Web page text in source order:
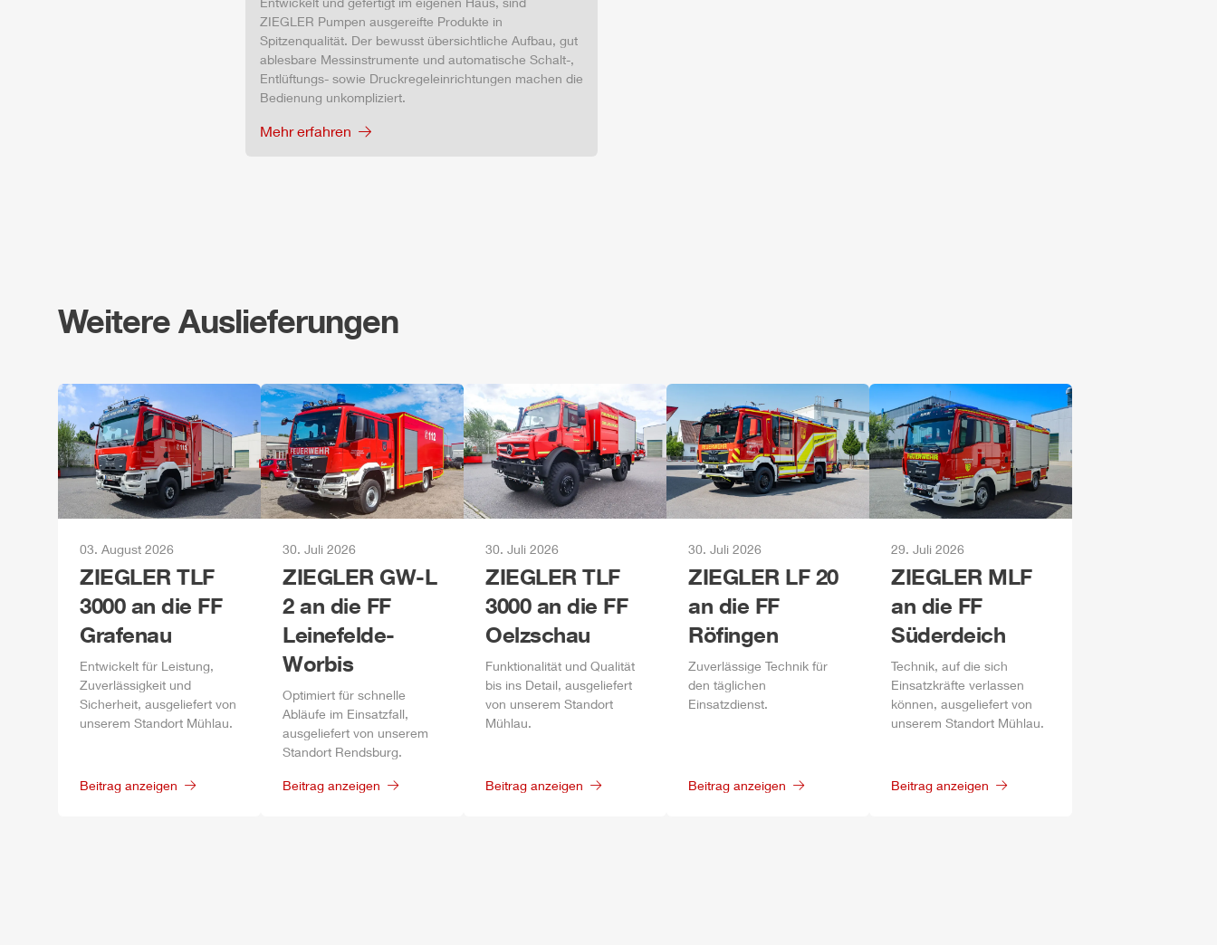
ZIEGLER Pumpen ausgereifte Produkte in
Spitzenqualität. Der bewusst übersichtliche Aufbau, gut
ablesbare Messinstrumente und automatische Schalt-,
Entlüftungs- sowie Druckregeleinrichtungen machen die
Bedienung unkompliziert.
Mehr erfahren
Weitere Auslieferungen
03. August 2026
ZIEGLER TLF
3000 an die FF
Grafenau
Entwickelt für Leistung,
Zuverlässigkeit und
Sicherheit, ausgeliefert von
unserem Standort Mühlau.
Beitrag anzeigen
30. Juli 2026
ZIEGLER GW-L
2 an die FF
Leinefelde-
Worbis
Optimiert für schnelle
Abläufe im Einsatzfall,
ausgeliefert von unserem
Standort Rendsburg.
Beitrag anzeigen
30. Juli 2026
ZIEGLER TLF
3000 an die FF
Oelzschau
Funktionalität und Qualität
bis ins Detail, ausgeliefert
von unserem Standort
Mühlau.
Beitrag anzeigen
30. Juli 2026
ZIEGLER LF 20
an die FF
Röfingen
Zuverlässige Technik für
den täglichen
Einsatzdienst.
Beitrag anzeigen
29. Juli 2026
ZIEGLER MLF
an die FF
Süderdeich
Technik, auf die sich
Einsatzkräfte verlassen
können, ausgeliefert von
unserem Standort Mühlau.
Beitrag anzeigen